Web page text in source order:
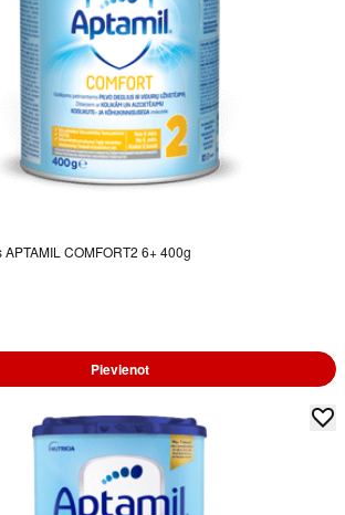
COMFORT2 6+ 400g
Pievienot